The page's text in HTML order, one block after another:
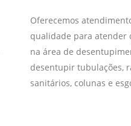
Oferecemos
qualidade para atender
na área de
desentupir tubulações,
sanitários, colunas e